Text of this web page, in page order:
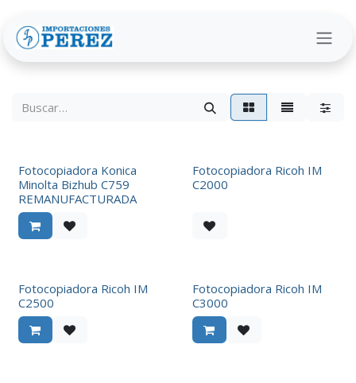
Fotocopiadora Konica
Minolta Bizhub C759
REMANUFACTURADA
Fotocopiadora Ricoh IM
C2000
Fotocopiadora Ricoh IM
C2500
Fotocopiadora Ricoh IM
C3000